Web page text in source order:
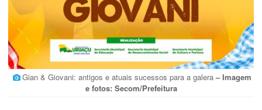
Gian & Giovani: antigos e atuais sucessos para a galera – Imagem
e fotos: Secom/Prefeitura